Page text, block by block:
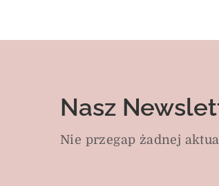
Nasz
Nie przegap żadnej